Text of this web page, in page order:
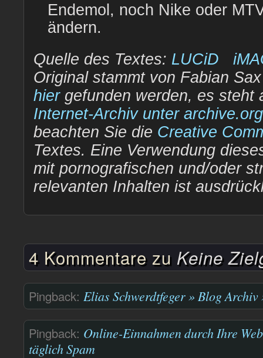
Endemol, noch Nike oder
ändern.
Quelle des Textes: LUCiD
Original stammt von Fabian
hiergefunden werden, es steht
Internet-Archiv unter archive.org
beachten Sie die Creative
Textes. Eine Verwendung
mit pornografischen und/oder
relevanten Inhalten ist
4 Kommentare zu Keine
Pingback: Elias Schwerdtfeger » Blog
Pingback: Online-Einnahmen durch Ihre
täglich Spam